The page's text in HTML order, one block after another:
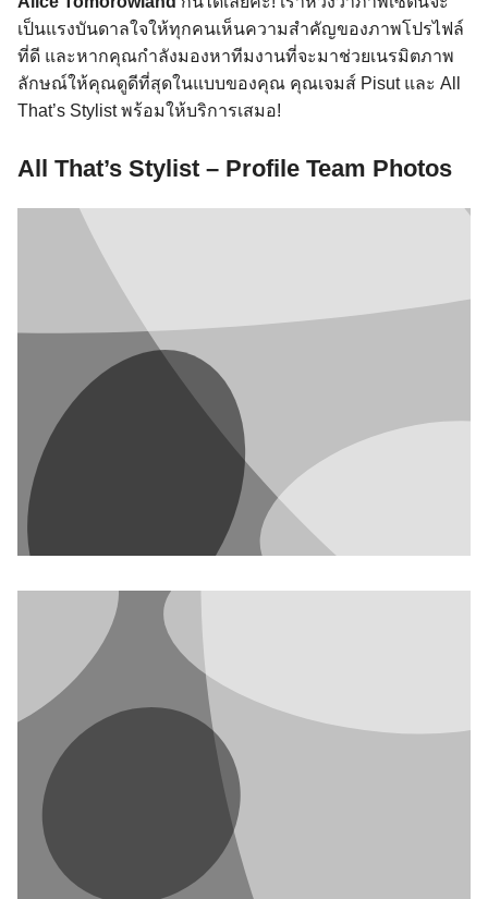
เป็นแรงบันดาลใจให้ทุกคนเห็นความสำคัญของภาพโปรไฟล์
ที่ดี และหากคุณกำลังมองหาทีมงานที่จะมาช่วยเนรมิตภาพ
ลักษณ์ให้คุณดูดีที่สุดในแบบของคุณ คุณเจมส์ Pisut และ All
That’s Stylist พร้อมให้บริการเสมอ!
All That’s Stylist – Profile Team Photos